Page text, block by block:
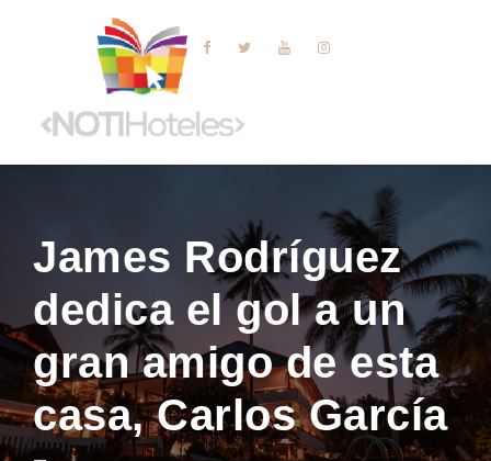
James Rodríguez
dedica el gol a un
gran amigo de esta
casa, Carlos García